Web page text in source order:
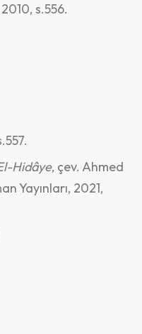
s.556.
Hidâye, çev. Ahmed
Yayınları, 2021,